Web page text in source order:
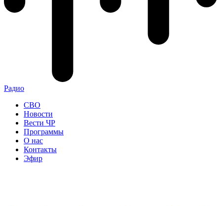
Радио
СВО
Новости
Вести ЧР
Программы
О нас
Контакты
Эфир